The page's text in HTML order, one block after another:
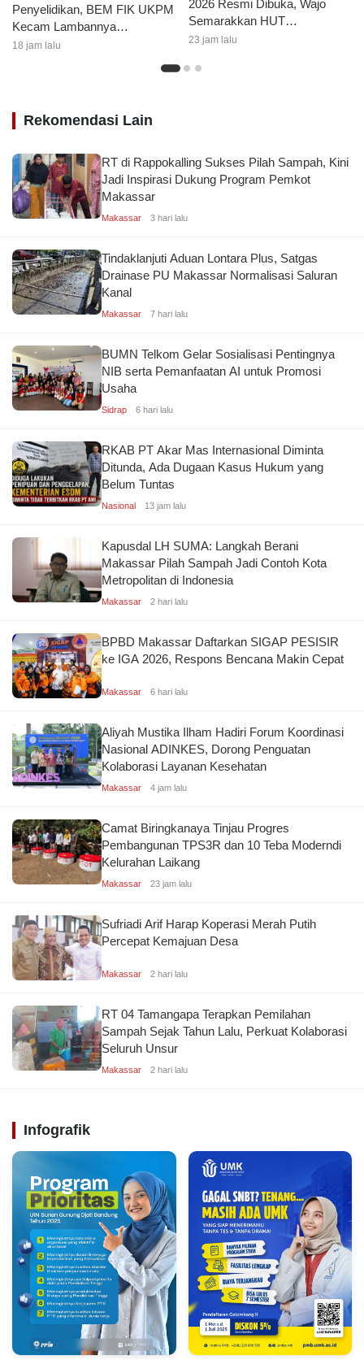
Penyelidikan, BEM FIK UKPM
Kecam Lambannya
Penanganan Kasus
18 jam lalu
2026 Resmi Dibuka, Wajo
Semarakkan HUT
Kemerdekaan dengan Ragam
23 jam lalu
Rekomendasi Lain
RT di Rappokalling Sukses Pilah Sampah, Kini
Jadi Inspirasi Dukung Program Pemkot
Makassar
Makassar 3 hari lalu
Tindaklanjuti Aduan Lontara Plus, Satgas
Drainase PU Makassar Normalisasi Saluran
Kanal
Makassar 7 hari lalu
BUMN Telkom Gelar Sosialisasi Pentingnya
NIB serta Pemanfaatan AI untuk Promosi
Usaha
Sidrap 6 hari lalu
RKAB PT Akar Mas Internasional Diminta
Ditunda, Ada Dugaan Kasus Hukum yang
Belum Tuntas
Nasional 13 jam lalu
Kapusdal LH SUMA: Langkah Berani
Makassar Pilah Sampah Jadi Contoh Kota
Metropolitan di Indonesia
Makassar 2 hari lalu
BPBD Makassar Daftarkan SIGAP PESISIR
ke IGA 2026, Respons Bencana Makin Cepat
Makassar 6 hari lalu
Aliyah Mustika Ilham Hadiri Forum Koordinasi
Nasional ADINKES, Dorong Penguatan
Kolaborasi Layanan Kesehatan
Makassar 4 jam lalu
Camat Biringkanaya Tinjau Progres
Pembangunan TPS3R dan 10 Teba Moderndi
Kelurahan Laikang
Makassar 23 jam lalu
Sufriadi Arif Harap Koperasi Merah Putih
Percepat Kemajuan Desa
Makassar 2 hari lalu
RT 04 Tamangapa Terapkan Pemilahan
Sampah Sejak Tahun Lalu, Perkuat Kolaborasi
Seluruh Unsur
Makassar 2 hari lalu
Infografik